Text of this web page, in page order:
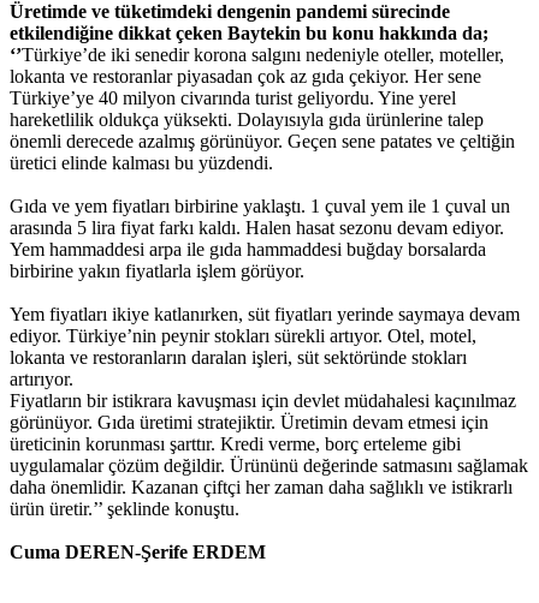
Üretimde ve tüketimdeki dengenin pandemi sürecinde
etkilendiğine dikkat çeken Baytekin bu konu hakkında da;
‘’Türkiye’de iki senedir korona salgını nedeniyle oteller, moteller,
lokanta ve restoranlar piyasadan çok az gıda çekiyor. Her sene
Türkiye’ye 40 milyon civarında turist geliyordu. Yine yerel
hareketlilik oldukça yüksekti. Dolayısıyla gıda ürünlerine talep
önemli derecede azalmış görünüyor. Geçen sene patates ve çeltiğin
üretici elinde kalması bu yüzdendi.
Gıda ve yem fiyatları birbirine yaklaştı. 1 çuval yem ile 1 çuval un
arasında 5 lira fiyat farkı kaldı. Halen hasat sezonu devam ediyor.
Yem hammaddesi arpa ile gıda hammaddesi buğday borsalarda
birbirine yakın fiyatlarla işlem görüyor.
Yem fiyatları ikiye katlanırken, süt fiyatları yerinde saymaya devam
ediyor. Türkiye’nin peynir stokları sürekli artıyor. Otel, motel,
lokanta ve restoranların daralan işleri, süt sektöründe stokları
artırıyor.
Fiyatların bir istikrara kavuşması için devlet müdahalesi kaçınılmaz
görünüyor. Gıda üretimi stratejiktir. Üretimin devam etmesi için
üreticinin korunması şarttır. Kredi verme, borç erteleme gibi
uygulamalar çözüm değildir. Ürününü değerinde satmasını sağlamak
daha önemlidir. Kazanan çiftçi her zaman daha sağlıklı ve istikrarlı
ürün üretir.’’ şeklinde konuştu.
Cuma DEREN-Şerife ERDEM